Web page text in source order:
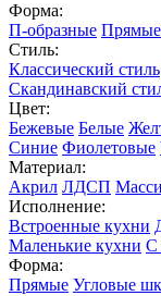
Форма:
П-образные Прямые
Стиль:
Классический стиль
Скандинавский
Цвет:
Бежевые Белые
Синие Фиолетовые
Материал:
Акрил ЛДСП
Исполнение:
Встроенные кухни
Маленькие кухни С
Форма:
Прямые Угловые